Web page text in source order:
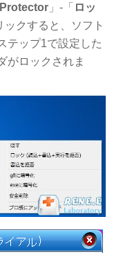
」-「 ロッ
ックすると、ソフト
テップ1で設定した
がロックされま